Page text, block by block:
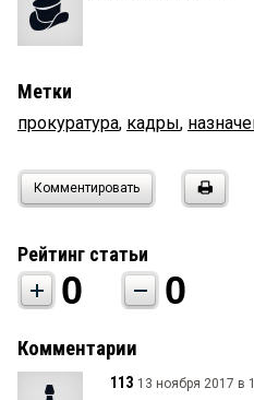
Метки
прокуратура, кадры,
Комментировать
Рейтинг статьи
0 0
Комментарии
113 13 ноября 2017 в